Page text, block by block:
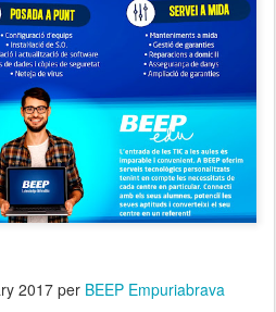
2017per BEEP Empuriabrava